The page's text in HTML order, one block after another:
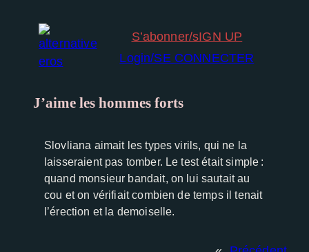
S’abonner/sIGN UP
Login/SE CONNECTER
J’aime les hommes forts
Slovliana aimait les types virils, qui ne la
laisseraient pas tomber. Le test était simple :
quand monsieur bandait, on lui sautait au
cou et on vérifiait combien de temps il tenait
l’érection et la demoiselle.
nécessaires au
fonctionnement
du site Web.
Experience
site Web
fonctionne
que possible
lors de votre
visite. Si vous